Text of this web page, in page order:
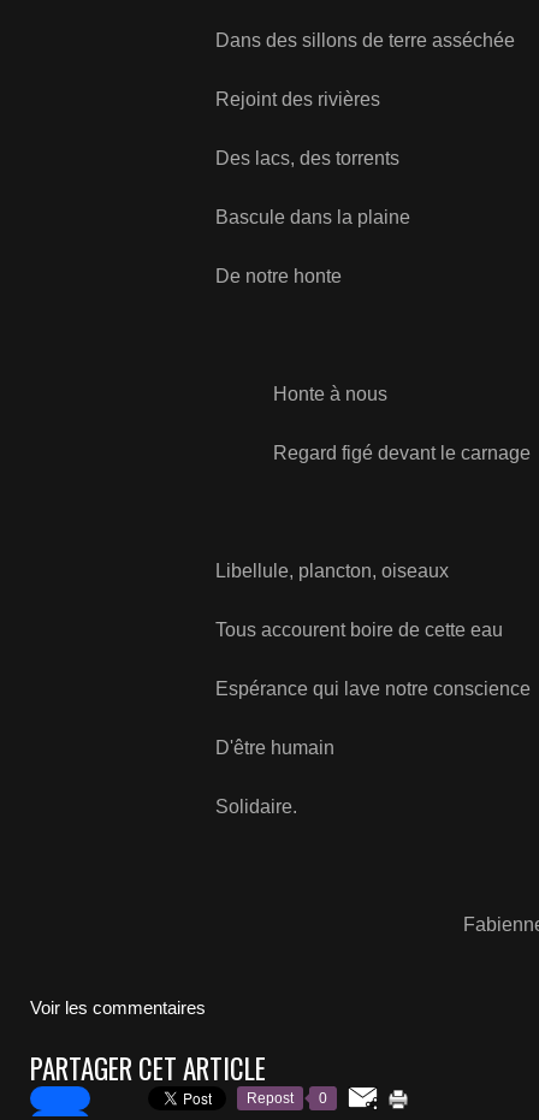
Dans des sillons de terre asséchée
Rejoint des rivières
Des lacs, des torrents
Bascule dans la plaine
De notre honte
Honte à nous
Regard figé devant le carnage
Libellule, plancton, oiseaux
Tous accourent boire de cette eau
Espérance qui lave notre conscience
D'être humain
Solidaire.
Fabienne
Voir les commentaires
PARTAGER CET ARTICLE
Repost 0